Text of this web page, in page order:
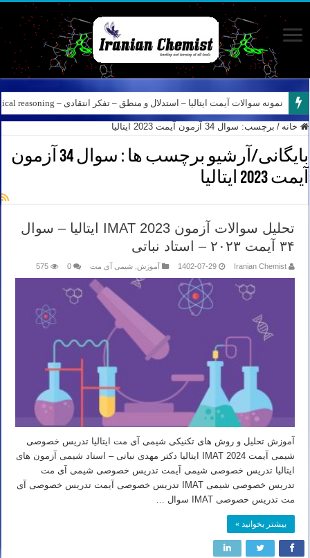
نمونه سوالات آیمت ایتالیا – استدلال و منطق – تفکر انتقادی – Logical reasoning – پارت ۸
خانه / برچسب: سوال 34 آزمون آیمت 2023 ایتالیا
بایگانی/آرشیو برچسب ها :
سوال 34 آزمون
آیمت 2023 ایتالیا
تحلیل سوالات آزمون IMAT 2023 ایتالیا – سوال
۳۴ آیمت ۲۰۲۳ – استاد نباتی
Iranian Chemist
1402-07-29 آموزش شیمی آی مت 0
575
آموزش تحلیل و روش های تکنیکی شیمی آی مت ایتالیا تدریس خصوصی
شیمی آیمت IMAT 2024 ایتالیا دکتر مهدی نباتی – استاد شیمی آزمون های
ایتالیا تدریس خصوصی شیمی آیمت تدریس خصوصی شیمی آی مت
تدریس خصوصی شیمی IMAT تدریس خصوصی آیمت تدریس خصوصی آی
مت تدریس خصوصی IMAT سوال …
بیشتر بخوانید »